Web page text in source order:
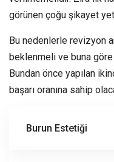
Burun Estetiği
görünen çoğu şikayet
Bu nedenlerle revizyon
beklenmeli ve buna
Bundan önce yapılan
başarı oranına sahip